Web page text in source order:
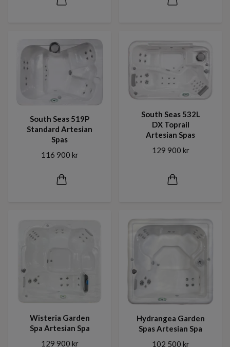
South Seas 519P
Standard Artesian
Spas
116 900 kr
South Seas 532L
DX Toprail
Artesian Spas
129 900 kr
Wisteria Garden
Spa Artesian Spa
129 900 kr
Hydrangea Garden
Spas Artesian Spa
102 500 kr